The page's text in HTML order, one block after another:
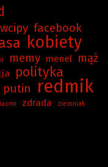
facebook
kobiety
memy menel mąż
polityka
putin redmik
zdrada
ziemniak